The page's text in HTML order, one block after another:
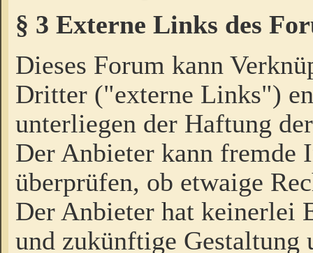
§ 3 Externe Links des
Dieses Forum kann
Dritter ("externe Links")
unterliegen der Haftung
Der Anbieter kann fremde
überprüfen, ob etwaige
Der Anbieter hat keinerlei
und zukünftige Gestaltung